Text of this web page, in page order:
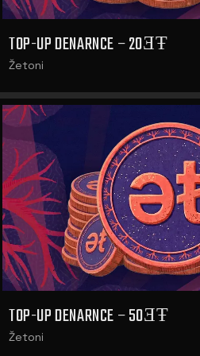
TOP-UP DENARNCE – 20ƎŦ
Žetoni
TOP-UP DENARNCE – 50ƎŦ
Žetoni